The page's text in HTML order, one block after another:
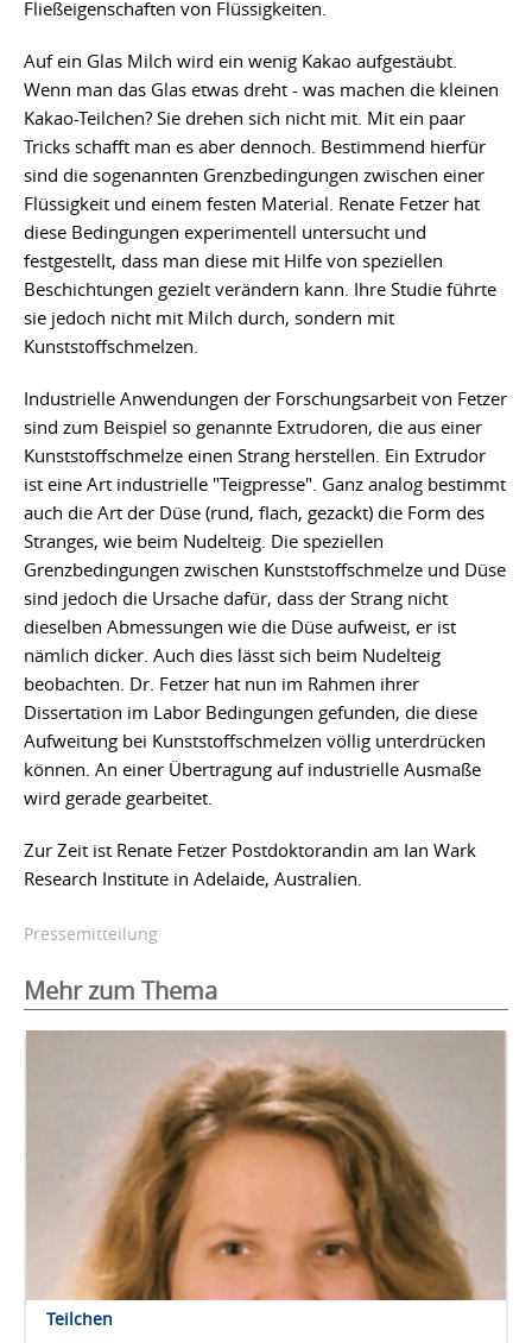
Fließeigenschaften von Flüssigkeiten.
Auf ein Glas Milch wird ein wenig Kakao aufgestäubt.
Wenn man das Glas etwas dreht - was machen die kleinen
Kakao-Teilchen? Sie drehen sich nicht mit. Mit ein paar
Tricks schafft man es aber dennoch. Bestimmend hierfür
sind die sogenannten Grenzbedingungen zwischen einer
Flüssigkeit und einem festen Material. Renate Fetzer hat
diese Bedingungen experimentell untersucht und
festgestellt, dass man diese mit Hilfe von speziellen
Beschichtungen gezielt verändern kann. Ihre Studie führte
sie jedoch nicht mit Milch durch, sondern mit
Kunststoffschmelzen.
Industrielle Anwendungen der Forschungsarbeit von Fetzer
sind zum Beispiel so genannte Extrudoren, die aus einer
Kunststoffschmelze einen Strang herstellen. Ein Extrudor
ist eine Art industrielle "Teigpresse". Ganz analog bestimmt
auch die Art der Düse (rund, flach, gezackt) die Form des
Stranges, wie beim Nudelteig. Die speziellen
Grenzbedingungen zwischen Kunststoffschmelze und Düse
sind jedoch die Ursache dafür, dass der Strang nicht
dieselben Abmessungen wie die Düse aufweist, er ist
nämlich dicker. Auch dies lässt sich beim Nudelteig
beobachten. Dr. Fetzer hat nun im Rahmen ihrer
Dissertation im Labor Bedingungen gefunden, die diese
Aufweitung bei Kunststoffschmelzen völlig unterdrücken
können. An einer Übertragung auf industrielle Ausmaße
wird gerade gearbeitet.
Zur Zeit ist Renate Fetzer Postdoktorandin am Ian Wark
Research Institute in Adelaide, Australien.
Pressemitteilung
Mehr zum Thema
Teilchen